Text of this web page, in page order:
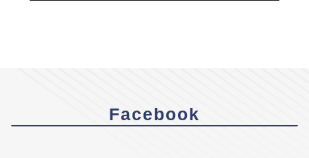
Facebook